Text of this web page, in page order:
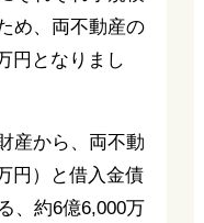
め、両不動産の
円となりまし
産から、両不動
円）と借入金債
、約6億6,000万